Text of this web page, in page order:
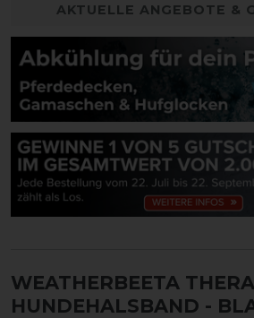
AKTUELLE ANGEBOTE &
WEATHERBEETA
HUNDEHALSBAND -